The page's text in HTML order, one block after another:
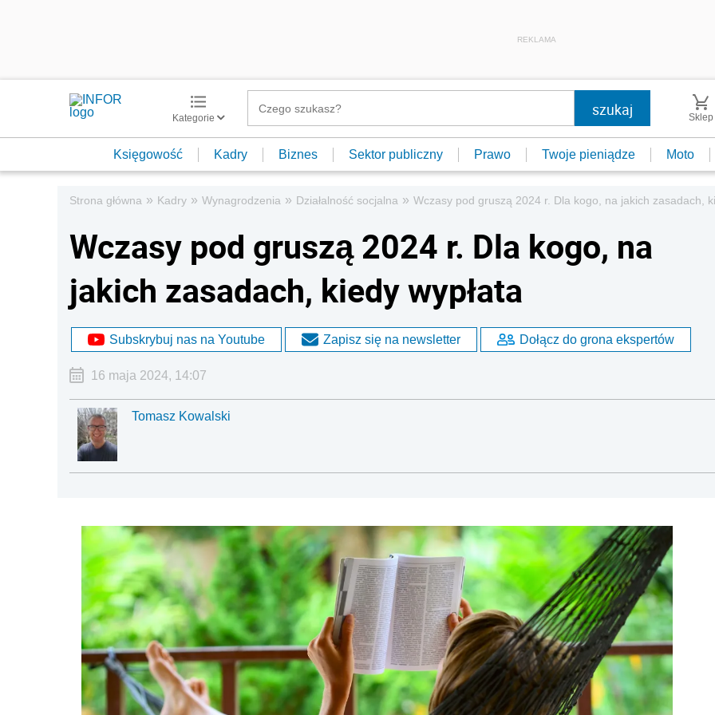
REKLAMA
Kategorie Sklep
Księgowość Kadry Biznes Sektor publiczny Prawo Twoje pieniądze Moto
Strona główna » Kadry » Wynagrodzenia » Działalność socjalna » Wczasy pod gruszą 2024 r. Dla kogo, na jakich zasadach,
Wczasy pod gruszą 2024 r. Dla kogo, na
jakich zasadach, kiedy wypłata
Subskrybuj nas na Youtube Zapisz się na newsletter Dołącz do grona ekspertów
16 maja 2024, 14:07
Tomasz Kowalski